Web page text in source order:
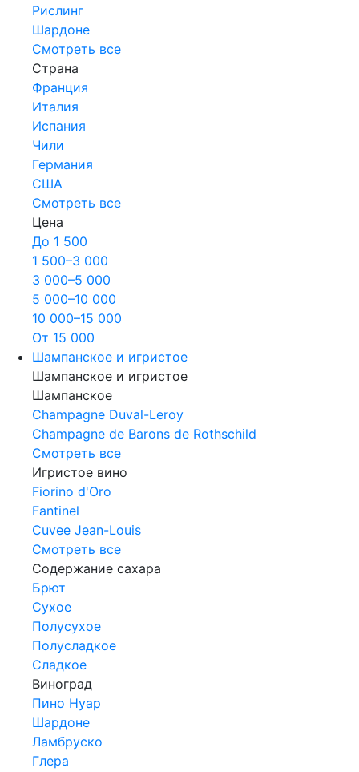
Рислинг
Шардоне
Смотреть все
Страна
Франция
Италия
Испания
Чили
Германия
США
Смотреть все
Цена
До 1 500
1 500–3 000
3 000–5 000
5 000–10 000
10 000–15 000
От 15 000
Шампанское и игристое
Шампанское и игристое
Шампанское
Champagne Duval-Leroy
Champagne de Barons de Rothschild
Смотреть все
Игристое вино
Fiorino d'Oro
Fantinel
Cuvee Jean-Louis
Смотреть все
Содержание сахара
Брют
Сухое
Полусухое
Полусладкое
Сладкое
Виноград
Пино Нуар
Шардоне
Ламбруско
Глера